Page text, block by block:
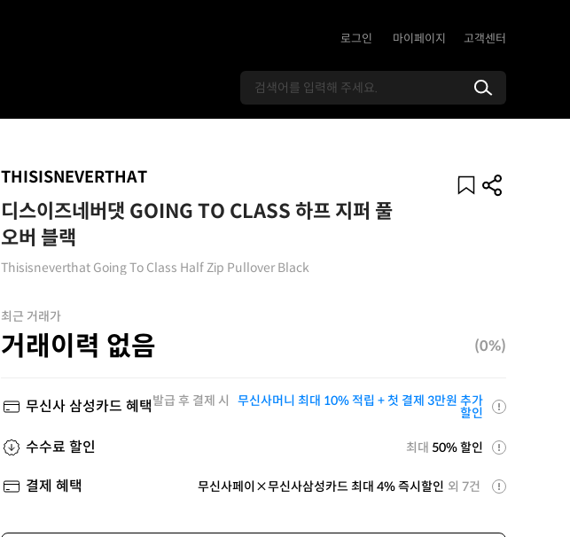
로그인 마이페이지 고객센터
THISISNEVERTHAT
디스이즈네버댓 GOING TO CLASS 하프 지퍼 풀
오버 ​​블랙
Thisisneverthat Going To Class Half Zip Pullover Black
최근 거래가
거래이력 없음 (0%)
무신사 삼성카드 혜택발급 후 결제 시 무신사머니 최대 10% 적립 + 첫 결제 3만원 추가
할인
수수료 할인 최대 50% 할인
결제 혜택 무신사페이×무신사삼성카드 최대 4% 즉시할인 외 7건